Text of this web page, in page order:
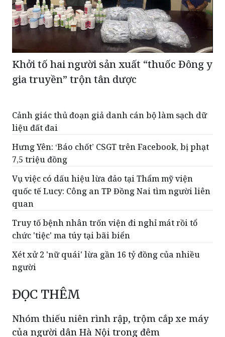
gia truyền” trộn tân dược
Cảnh giác thủ đoạn giả danh cán bộ làm sạch dữ
liệu đất đai
Hưng Yên: ‘Báo chốt’ CSGT trên Facebook, bị phạt
7,5 triệu đồng
quốc tế Lucy: Công an TP Đồng Nai tìm người liên
quan
Truy tố bệnh nhân trốn viện đi nghỉ mát rồi tổ
chức 'tiệc' ma túy tại bãi biển
Xét xử 2 'nữ quái' lừa gần 16 tỷ đồng của nhiều
người
ĐỌC THÊM